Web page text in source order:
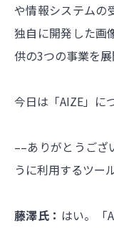
や情報システムの
独自に開発した画
供の3つの事業を展
今日は「AIZE」に
––ありがとうござ
うに利用するツー
藤澤氏： はい。「